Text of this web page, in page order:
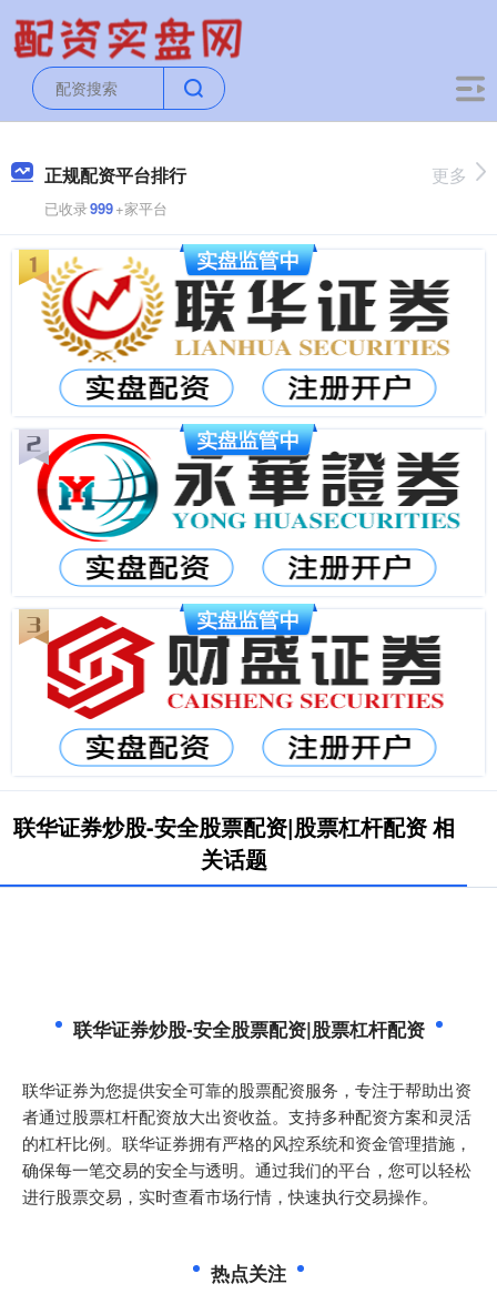
正规配资平台排行
已收录999+家平台
更多
联华证券炒股-安全股票配资|股票杠杆配资 相
关话题
联华证券炒股-安全股票配资|股票杠杆配资
联华证券为您提供安全可靠的股票配资服务，专注于帮助出资
者通过股票杠杆配资放大出资收益。支持多种配资方案和灵活
的杠杆比例。联华证券拥有严格的风控系统和资金管理措施，
确保每一笔交易的安全与透明。通过我们的平台，您可以轻松
进行股票交易，实时查看市场行情，快速执行交易操作。
热点关注